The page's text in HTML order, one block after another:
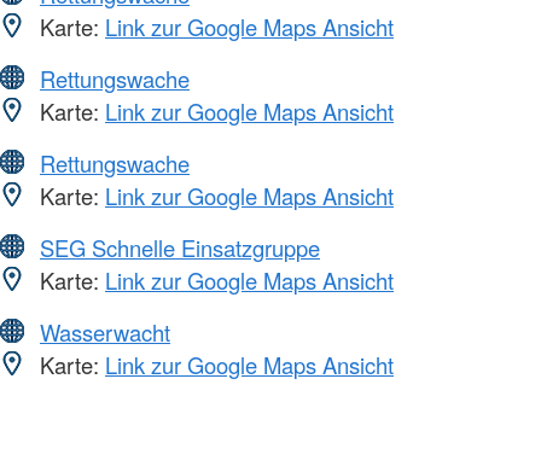
Karte: Link zur Google Maps Ansicht
Rettungswache
Karte: Link zur Google Maps Ansicht
Rettungswache
Karte: Link zur Google Maps Ansicht
SEG Schnelle Einsatzgruppe
Karte: Link zur Google Maps Ansicht
Wasserwacht
Karte: Link zur Google Maps Ansicht